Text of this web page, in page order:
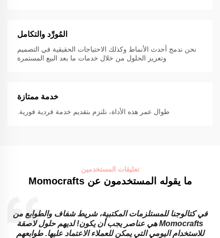
المُورِّد والتكامل
نحن ندمج أحدث الأنماط وكذلك الاحتياجات الحقيقية في التصميم
وتعزيز الحلول من خلال خدمات ما بعد البيع المستمرة
خدمة ممتازة
طوال عمر هذه الأداة، نلتزم بتقديم خدمة فردية فورية.
تعليقات المستخدمين
ما يقوله المستخدمون عن Momocrafts
في كتالوجنا للمستلزمات المكتبية، شريط شفاف والطوابع من
Momocrafts هي عناصر يجب أن يكون! لديهم حلول لاصقة
للاستخدام اليومي التي يمكن للعملاء الاعتماد عليها. طوابعهم